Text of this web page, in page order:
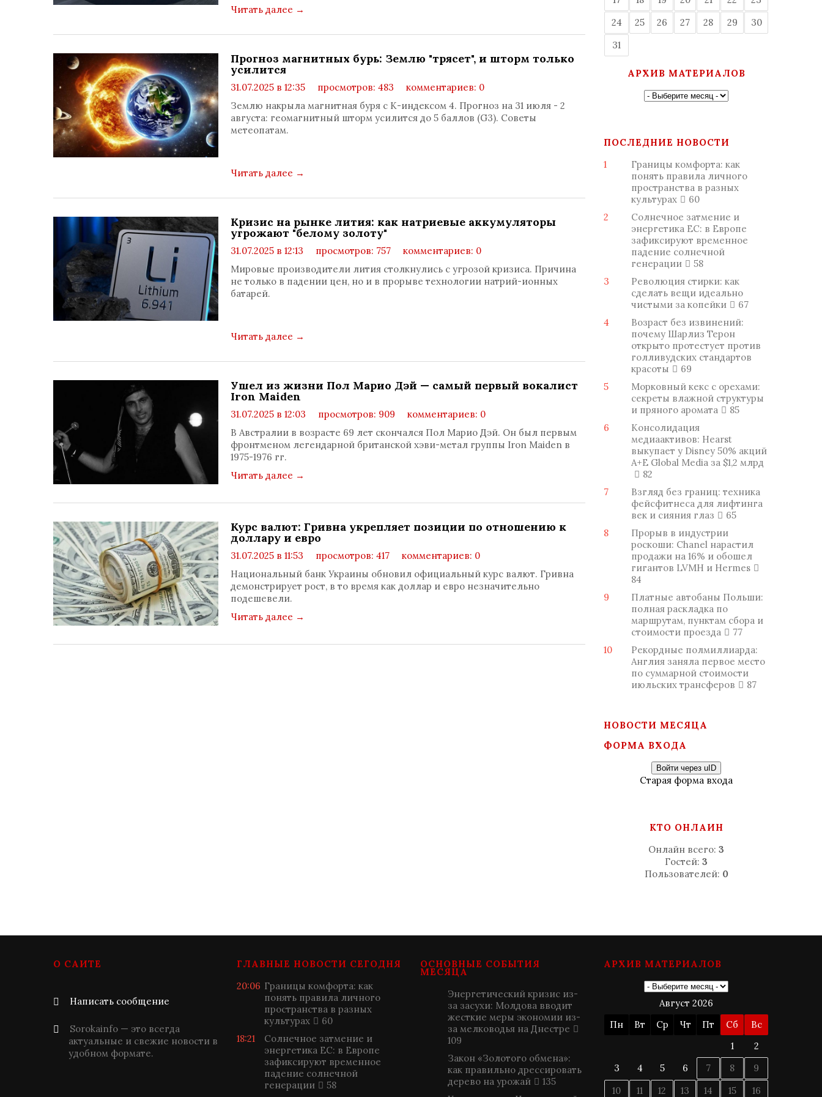
Читать далее →
Прогноз магнитных бурь: Землю "трясет", и шторм только
усилится
31.07.2025 в 12:35 просмотров: 483
комментариев: 0
Землю накрыла магнитная буря с К-индексом 4. Прогноз на 31 июля - 2
августа: геомагнитный шторм усилится до 5 баллов (G3). Советы
метеопатам.
Читать далее →
Кризис на рынке лития: как натриевые аккумуляторы
угрожают "белому золоту"
31.07.2025 в 12:13 просмотров: 757
комментариев: 0
Мировые производители лития столкнулись с угрозой кризиса. Причина
не только в падении цен, но и в прорыве технологии натрий-ионных
батарей.
Читать далее →
Ушел из жизни Пол Марио Дэй — самый первый вокалист
Iron Maiden
31.07.2025 в 12:03 просмотров: 909
комментариев: 0
В Австралии в возрасте 69 лет скончался Пол Марио Дэй. Он был первым
фронтменом легендарной британской хэви-метал группы Iron Maiden в
1975-1976 гг.
Читать далее →
Курс валют: Гривна укрепляет позиции по отношению к
доллару и евро
31.07.2025 в 11:53 просмотров: 417
комментариев: 0
Национальный банк Украины обновил официальный курс валют. Гривна
демонстрирует рост, в то время как доллар и евро незначительно
подешевели.
Читать далее →
24
25 26 27 28 29
30
31
АРХИВ МАТЕРИАЛОВ
ПОСЛЕДНИЕ НОВОСТИ
1
Границы комфорта: как
понять правила личного
пространства в разных
культурах
60
2
Солнечное затмение и
энергетика ЕС: в Европе
зафиксируют временное
падение солнечной
генерации
58
3
Революция стирки: как
сделать вещи идеально
чистыми за копейки
67
4
Возраст без извинений:
почему Шарлиз Терон
открыто протестует против
голливудских стандартов
красоты
69
5
Морковный кекс с орехами:
секреты влажной структуры
и пряного аромата
85
6
Консолидация
медиаактивов: Hearst
выкупает у Disney 50% акций
A+E Global Media за $1,2 млрд
82
7
Взгляд без границ: техника
фейсфитнеса для лифтинга
век и сияния глаз
65
8
Прорыв в индустрии
роскоши: Chanel нарастил
продажи на 16% и обошел
гигантов LVMH и Hermes
84
9
Платные автобаны Польши:
полная раскладка по
маршрутам, пунктам сбора и
стоимости проезда
77
10
Рекордные полмиллиарда:
Англия заняла первое место
по суммарной стоимости
июльских трансферов
87
НОВОСТИ МЕСЯЦА
ФОРМА ВХОДА
Войти через uID
Старая форма входа
КТО ОНЛАЙН
Онлайн всего: 3
Гостей: 3
Пользователей: 0
О САЙТЕ
Написать сообщение
Sorokainfo — это всегда
актуальные и свежие новости в
удобном формате.
ГЛАВНЫЕ НОВОСТИ СЕГОДНЯ
20:06 Границы комфорта: как
понять правила личного
пространства в разных
культурах
60
18:21
Солнечное затмение и
энергетика ЕС: в Европе
зафиксируют временное
падение солнечной
генерации
58
ОСНОВНЫЕ СОБЫТИЯ
МЕСЯЦА
Энергетический кризис из-
за засухи: Молдова вводит
жесткие меры экономии из-
за мелководья на Днестре
109
Закон «Золотого обмена»:
как правильно дрессировать
дерево на урожай
135
АРХИВ МАТЕРИАЛОВ
Август 2026
Пн
Вт Ср Чт Пт Сб
Вс
1
2
3
4 5 6 7 8
9
10
11 12 13 14 15 16